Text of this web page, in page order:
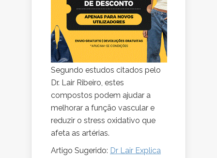
Segundo estudos citados pelo
Dr. Lair Ribeiro, estes
compostos podem ajudar a
melhorar a função vascular e
reduzir o stress oxidativo que
afeta as artérias.
Artigo Sugerido: Dr Lair Explica